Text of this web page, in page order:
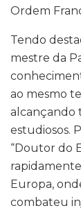
Ordem
Tendo
mestre da
ao mesmo
alcançando
estudiosos.
“Doutor do
Europa,
combateu